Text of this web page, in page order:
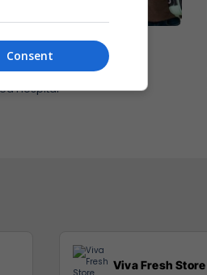
me pako
për diasporën
Hospital
Viva Fresh Store
Consent